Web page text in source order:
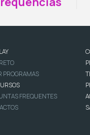
PROGRAMAS
FREQUENTES